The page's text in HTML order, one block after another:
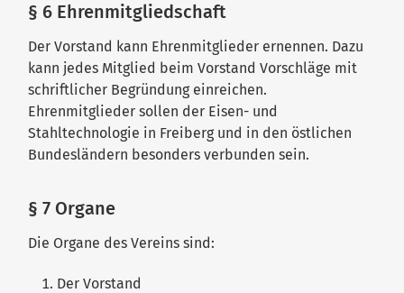
§ 6 Ehrenmitgliedschaft
Der Vorstand kann Ehrenmitglieder ernennen. Dazu
kann jedes Mitglied beim Vorstand Vorschläge mit
schriftlicher Begründung einreichen.
Ehrenmitglieder sollen der Eisen- und
Stahltechnologie in Freiberg und in den östlichen
Bundesländern besonders verbunden sein.
§ 7 Organe
Die Organe des Vereins sind:
Der Vorstand